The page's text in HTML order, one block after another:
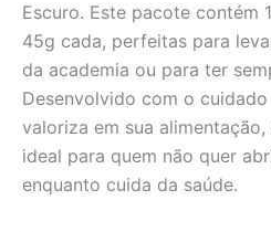
Escuro. Este pacote contém
45g cada, perfeitas para
da academia ou para ter
Desenvolvido com o
valoriza em sua
ideal para quem não quer
enquanto cuida da saúde.